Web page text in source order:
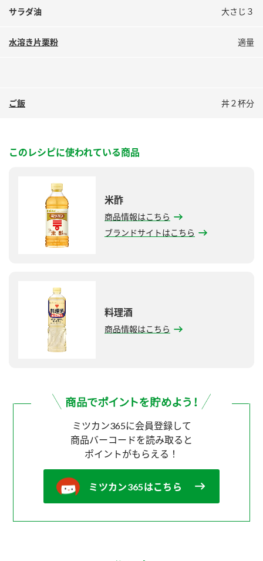
サラダ油 大さじ３
水溶き片栗粉 適量
ご飯 丼２杯分
このレシピに使われている商品
米酢
商品情報はこちら
ブランドサイトはこちら
料理酒
商品情報はこちら
ミツカン365に会員登録して
商品バーコードを読み取ると
ポイントがもらえる！
ミツカン365はこちら